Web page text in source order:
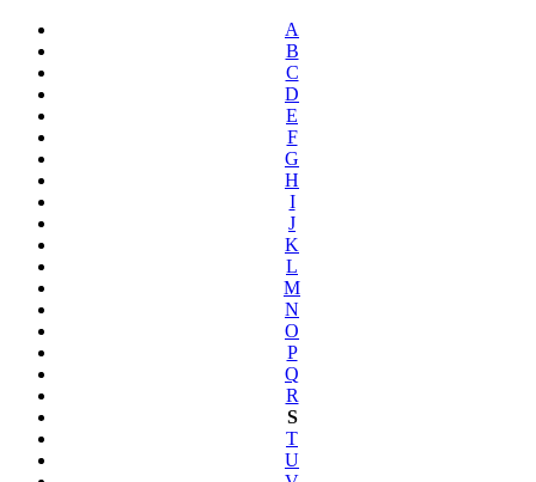
A
B
C
D
E
F
G
H
I
J
K
L
M
N
O
P
Q
R
S
T
U